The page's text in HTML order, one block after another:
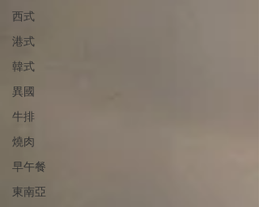
西式
港式
韓式
異國
牛排
燒肉
早午餐
東南亞